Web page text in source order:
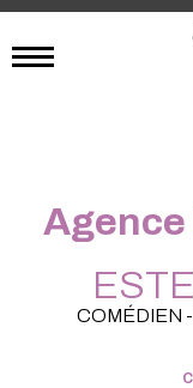
Agence
COMÉDIEN